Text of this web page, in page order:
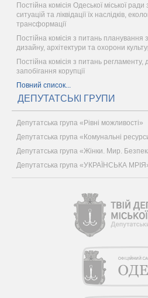
Постійна комісія Одеської міської
ситуацій та ліквідації їх наслідків,
трансформації
Постійна комісія з питань планування
дизайну, архітектури та охорони
Постійна комісія з питань регламенту,
запобігання корупції
Повний список...
ДЕПУТАТСЬКІ ГРУПИ
Депутатська група «Рівні можливості»
Депутатська група «Комунальні
Депутатська група «Жінки. Мир.
Депутатська група «УКРАЇНСЬКА